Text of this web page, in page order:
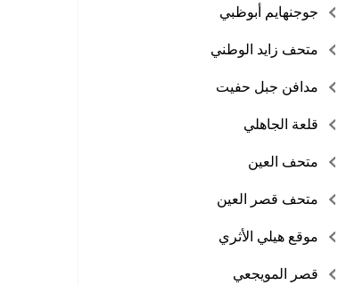
جوجنهايم أبوظبي
متحف زايد الوطني
مدافن جبل حفيت
قلعة الجاهلي
متحف العين
متحف قصر العين
موقع هيلي الأثري
قصر المويجعي